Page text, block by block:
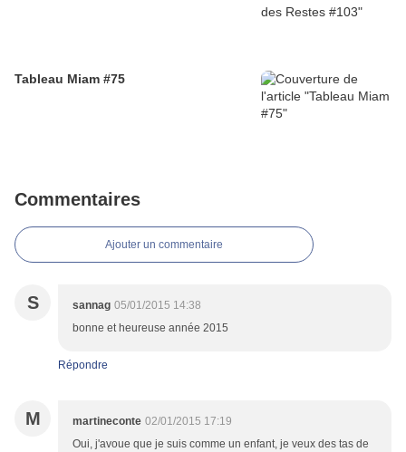
Tableau Miam #75
Commentaires
Ajouter un commentaire
S sannag 05/01/2015 14:38
bonne et heureuse année 2015
Répondre
M martineconte 02/01/2015 17:19
Oui, j'avoue que je suis comme un enfant, je veux des tas de